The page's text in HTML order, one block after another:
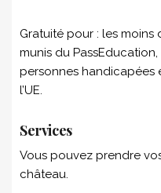
Gratuité pour : les moins
munis du
personnes handicapées
l’UE.
Services
Vous pouvez prendre
château.